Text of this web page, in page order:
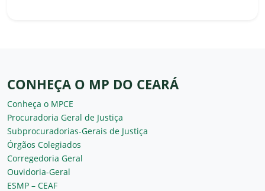
CONHEÇA O MP DO CEARÁ
Conheça o MPCE
Procuradoria Geral de Justiça
Subprocuradorias-Gerais de Justiça
Órgãos Colegiados
Corregedoria Geral
Ouvidoria-Geral
ESMP – CEAF